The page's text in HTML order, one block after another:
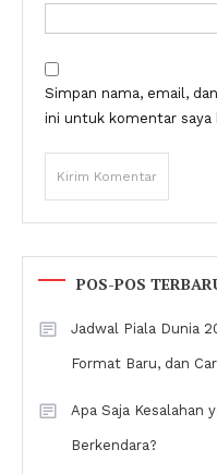
Simpan nama, email,
ini untuk komentar saya
POS-POS
Jadwal Piala Dunia
Format Baru, dan
Apa Saja Kesalahan
Berkendara?